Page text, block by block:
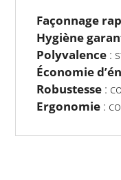
Façonnage
Hygiène
Polyvalence :
Économie
Robustesse :
Ergonomie :